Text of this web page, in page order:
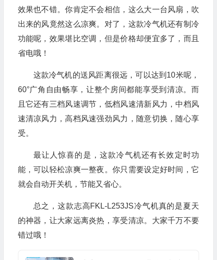
效果也不错。你肯定不会相信，这么大一台风扇，吹
出来的风竟然这么凉爽。对了，这款冷气机还有制冷
功能呢，效果堪比空调，但是价格却便宜多了，而且
省电哦！
这款冷气机的送风距离很远，可以达到10米呢，
60°广角自由畅享，让整个房间都能享受到清凉。而
且它还有三档风速调节，低档风速清新风力，中档风
速清凉风力，高档风速强劲风力，随意切换，随心享
受。
最让人惊喜的是，这款冷气机还有长效定时功
能，可以轻松凉爽一整夜。你只需要设定好时间，它
就会自动开关机，节能又省心。
总之，这款志高FKL-L253JS冷气机真的是夏天
的神器，让大家远离炎热，享受清凉。大家千万不要
错过哦！